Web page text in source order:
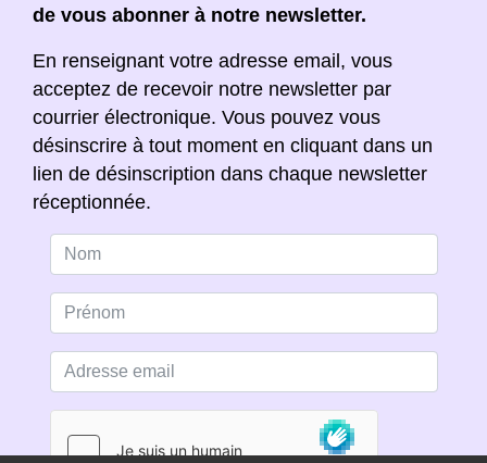
de vous abonner à notre newsletter.
En renseignant votre adresse email, vous
acceptez de recevoir notre newsletter par
courrier électronique. Vous pouvez vous
désinscrire à tout moment en cliquant dans un
lien de désinscription dans chaque newsletter
réceptionnée.